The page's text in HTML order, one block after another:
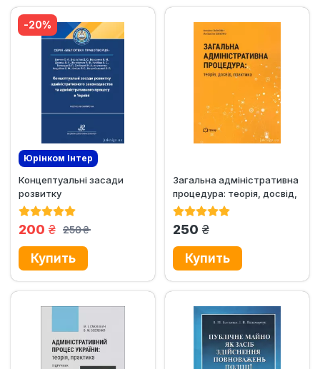
Юрінком Iнтер
Эксклюзив Новинка
Концептуальні засади
розвитку
адміністративного
-20%
250
грн.
200 грн.
Загальна адміністративна
процедура: теорія, досвід,
практика
250 грн.